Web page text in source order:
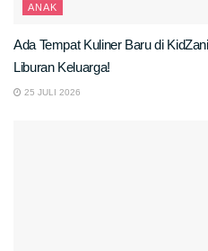
ANAK
Ada Tempat Kuliner Baru di
Liburan Keluarga!
25 JULI 2026